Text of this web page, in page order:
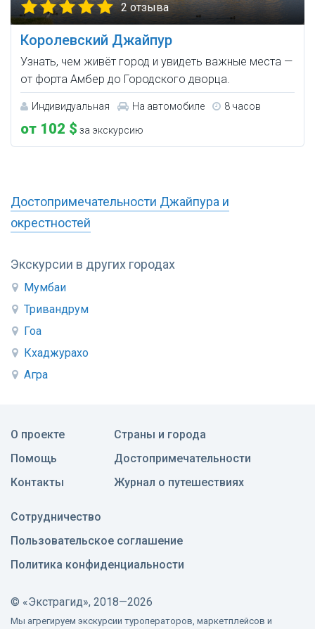
Экскурсии в других городах
Мумбаи
Тривандрум
Гоа
Кхаджурахо
Агра
2 отзыва
Королевский Джайпур
Узнать, чем живёт город и увидеть важные места —
от форта Амбер до Городского дворца.
Индивидуальная На автомобиле 8 часов
от 102 $ за экскурсию
Достопримечательности Джайпура и
окрестностей
О проекте
Помощь
Контакты
Страны и города
Достопримечательности
Журнал о путешествиях
Сотрудничество
Пользовательское соглашение
Политика конфиденциальности
© «Экстрагид», 2018—2026
Мы агрегируем экскурсии туроператоров, маркетплейсов и